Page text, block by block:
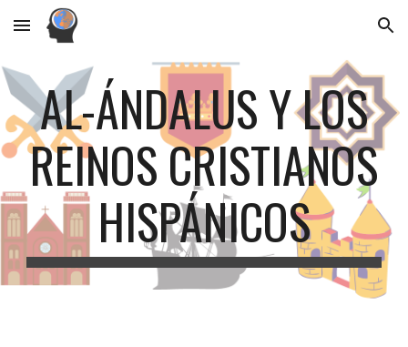
Skip to main content Skip to navigation
AL-ÁNDALUS Y LOS
REINOS CRISTIANOS
HISPÁNICOS